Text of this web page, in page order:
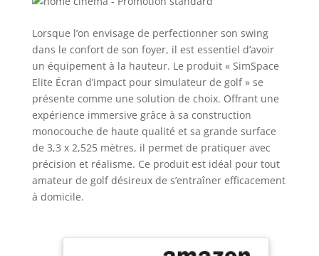
Lorsque l’on envisage de perfectionner son swing
dans le confort de son foyer, il est essentiel d’avoir
un équipement à la hauteur. Le produit « SimSpace
Elite Écran d’impact pour simulateur de golf » se
présente comme une solution de choix. Offrant une
expérience immersive grâce à sa construction
monocouche de haute qualité et sa grande surface
de 3,3 x 2,525 mètres, il permet de pratiquer avec
précision et réalisme. Ce produit est idéal pour tout
amateur de golf désireux de s’entraîner efficacement
à domicile.